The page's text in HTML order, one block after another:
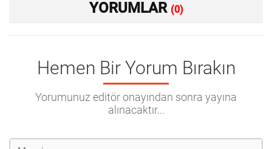
YORUMLAR (0)
Hemen Bir Yorum Bırakın
Yorumunuz editör onayından sonra yayına
alınacaktır...